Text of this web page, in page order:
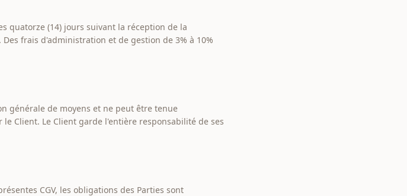
quatorze (14) jours suivant la réception de la
frais d'administration et de gestion de 3% à 10%
générale de moyens et ne peut être tenue
Client. Le Client garde l'entière responsabilité de ses
CGV, les obligations des Parties sont